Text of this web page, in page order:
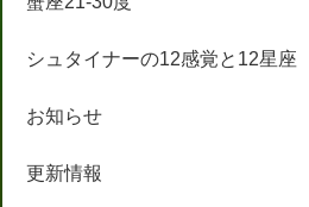
シュタイナーの12感覚と12星座
お知らせ
更新情報